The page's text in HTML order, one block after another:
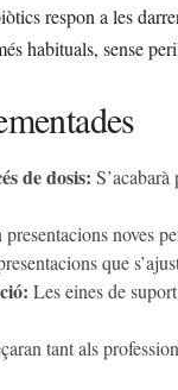
respon a les
habituals, sense
de dosis:
presentacions noves
que
Les eines de
tant als